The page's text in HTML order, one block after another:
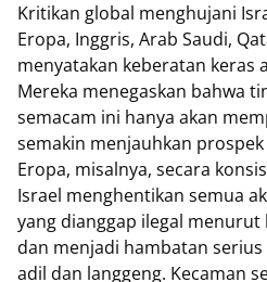
Kritikan global menghujani
Eropa, Inggris, Arab Saudi,
menyatakan keberatan keras
Mereka menegaskan bahwa
semacam ini hanya akan
semakin menjauhkan
Eropa, misalnya, secara
Israel menghentikan semua
yang dianggap ilegal
dan menjadi hambatan
adil dan langgeng. Kecaman